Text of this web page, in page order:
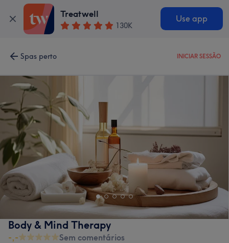
Treatwell
130K
Use app
Spas perto INICIAR SESSÃO
Body & Mind Therapy
-,-
Sem comentários